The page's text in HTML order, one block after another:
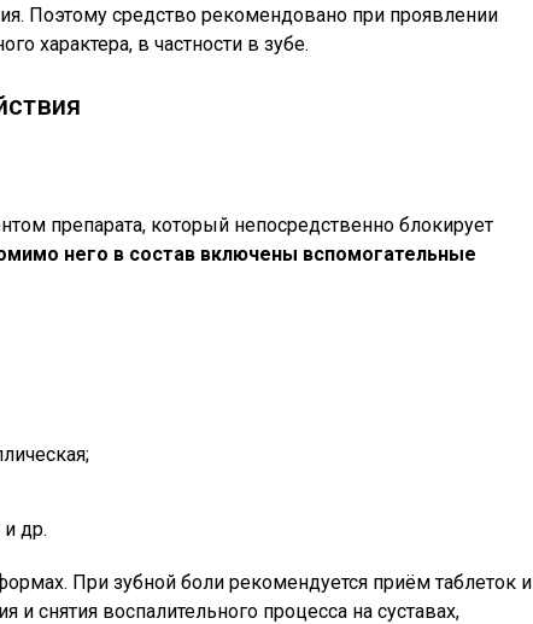
Поэтому средство рекомендовано при проявлении
характера, в частности в зубе.
препарата, который непосредственно блокирует
него в состав включены вспомогательные
др.
При зубной боли рекомендуется приём таблеток и
и снятия воспалительного процесса на суставах,